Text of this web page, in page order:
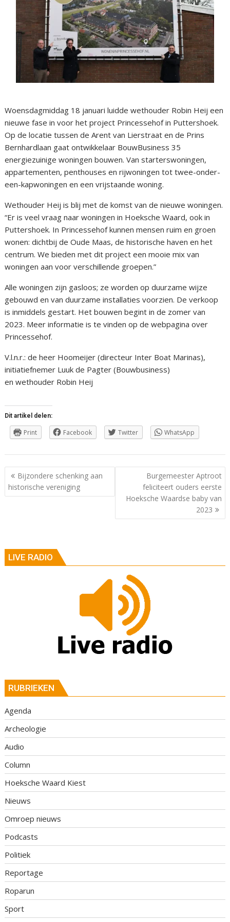
Woensdagmiddag 18 januari luidde wethouder Robin Heij een
nieuwe fase in voor het project Princessehof in Puttershoek.
Op de locatie tussen de Arent van Lierstraat en de Prins
Bernhardlaan gaat ontwikkelaar BouwBusiness 35
energiezuinige woningen bouwen. Van starterswoningen,
appartementen, penthouses en rijwoningen tot twee-onder-
een-kapwoningen en een vrijstaande woning.
Wethouder Heij is blij met de komst van de nieuwe woningen.
“Er is veel vraag naar woningen in Hoeksche Waard, ook in
Puttershoek. In Princessehof kunnen mensen ruim en groen
wonen: dichtbij de Oude Maas, de historische haven en het
centrum. We bieden met dit project een mooie mix van
woningen aan voor verschillende groepen.”
Alle woningen zijn gasloos; ze worden op duurzame wijze
gebouwd en van duurzame installaties voorzien. De verkoop
is inmiddels gestart. Het bouwen begint in de zomer van
2023. Meer informatie is te vinden op de webpagina over
Princessehof.
V.l.n.r.: de heer Hoomeijer (directeur Inter Boat Marinas),
initiatiefnemer Luuk de Pagter (Bouwbusiness)
en wethouder Robin Heij
Dit artikel delen:
Print Facebook Twitter WhatsApp
Berichtnavigatie
Bijzondere schenking aan
historische vereniging
Burgemeester Aptroot
feliciteert ouders eerste
Hoeksche Waardse baby van
2023
LIVE RADIO
RUBRIEKEN
Agenda
Archeologie
Audio
Column
Hoeksche Waard Kiest
Nieuws
Omroep nieuws
Podcasts
Politiek
Reportage
Roparun
Sport